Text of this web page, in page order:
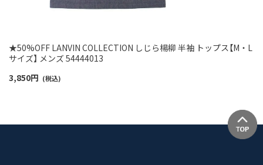
★50%OFF LANVIN COLLECTION しじら楊柳 半袖 トップス【M・L
サイズ】 メンズ 54444013
3,850円 (税込)